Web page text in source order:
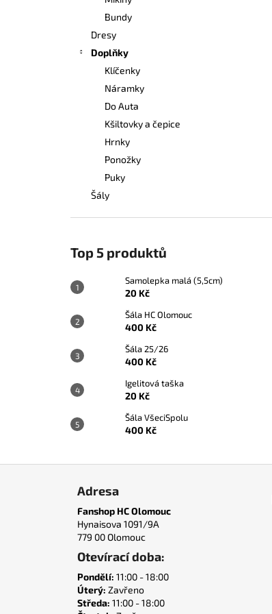
Bundy
Dresy
Doplňky
Klíčenky
Náramky
Do Auta
Kšiltovky a čepice
Hrnky
Ponožky
Puky
Šály
Top 5 produktů
Samolepka malá (5,5cm)
20 Kč
Šála HC Olomouc
400 Kč
Šála 25/26
400 Kč
Igelitová taška
20 Kč
Šála VšeciSpolu
400 Kč
Adresa
Fanshop HC Olomouc
Hynaisova 1091/9A
779 00 Olomouc
Otevírací doba:
Pondělí: 11:00 - 18:00
Úterý: Zavřeno
Středa: 11:00 - 18:00